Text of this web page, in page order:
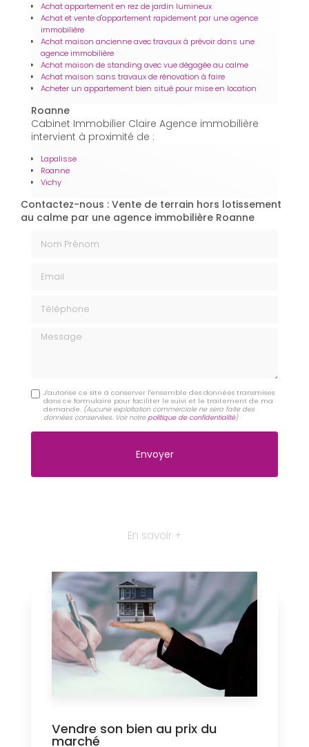
Achat appartement en rez de jardin lumineux
Achat et vente d'appartement rapidement par une agence
immobilière
Achat maison ancienne avec travaux à prévoir dans une
agence immobilière
Achat maison de standing avec vue dégagée au calme
Achat maison sans travaux de rénovation à faire
Acheter un appartement bien situé pour mise en location
Roanne
Cabinet Immobilier Claire Agence immobilière
intervient à proximité de :
Lapalisse
Roanne
Vichy
Contactez-nous : Vente de terrain hors lotissement
au calme par une agence immobilière Roanne
Message
J'autorise ce site à conserver l'ensemble des données transmises
dans ce formulaire pour faciliter le suivi et le traitement de ma
demande. (Aucune exploitation commerciale ne sera faite des
données conservées. Voir notrepolitique de confidentialité)
En savoir +
Vendre son bien au prix du
marché